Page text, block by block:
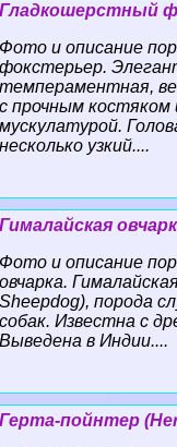
Гладкошерстный
Фото и описание
фокстерьер.
темпераментная,
с прочным костяком
мускулатурой.
несколько узкий....
Гималайская
Фото и описание
овчарка.
Sheepdog), порода
собак. Известна с
Выведена в Индии....
Герта-пойнтер